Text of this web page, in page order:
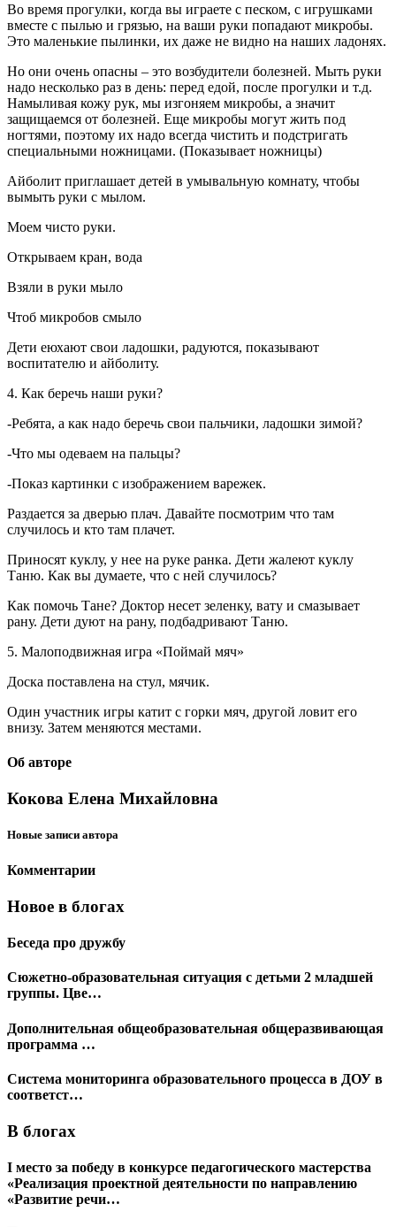
Во время прогулки, когда вы играете с песком, с игрушками
вместе с пылью и грязью, на ваши руки попадают микробы.
Это маленькие пылинки, их даже не видно на наших ладонях.
Но они очень опасны – это возбудители болезней. Мыть руки
надо несколько раз в день: перед едой, после прогулки и т.д.
Намыливая кожу рук, мы изгоняем микробы, а значит
защищаемся от болезней. Еще микробы могут жить под
ногтями, поэтому их надо всегда чистить и подстригать
специальными ножницами. (Показывает ножницы)
Айболит приглашает детей в умывальную комнату, чтобы
вымыть руки с мылом.
Моем чисто руки.
Открываем кран, вода
Взяли в руки мыло
Чтоб микробов смыло
Дети еюхают свои ладошки, радуются, показывают
воспитателю и айболиту.
4. Как беречь наши руки?
-Ребята, а как надо беречь свои пальчики, ладошки зимой?
-Что мы одеваем на пальцы?
-Показ картинки с изображением варежек.
Раздается за дверью плач. Давайте посмотрим что там
случилось и кто там плачет.
Приносят куклу, у нее на руке ранка. Дети жалеют куклу
Таню. Как вы думаете, что с ней случилось?
Как помочь Тане? Доктор несет зеленку, вату и смазывает
рану. Дети дуют на рану, подбадривают Таню.
5. Малоподвижная игра «Поймай мяч»
Доска поставлена на стул, мячик.
Один участник игры катит с горки мяч, другой ловит его
внизу. Затем меняются местами.
Об авторе
Кокова Елена Михайловна
Новые записи автора
Комментарии
Новое в блогах
Беседа про дружбу
Сюжетно-образовательная ситуация с детьми 2 младшей
группы. Цве…
Дополнительная общеобразовательная общеразвивающая
программа …
Система мониторинга образовательного процесса в ДОУ в
соответст…
В блогах
I место за победу в конкурсе педагогического мастерства
«Реализация проектной деятельности по направлению
«Развитие речи…